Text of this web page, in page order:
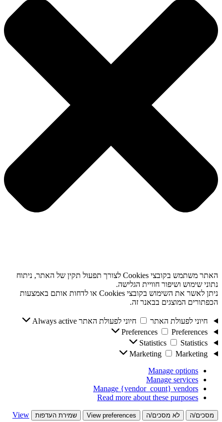
האתר משתמש בקובצי Cookies לצורך תפעול תקין של האתר, ניתוח
נתוני שימוש ושיפור חוויית הגלישה.
ניתן לאשר את השימוש בקובצי Cookies או לדחות אותם באמצעות
הכפתורים המוצגים בבאנר זה.
חיוני לפעולת האתר חיוני לפעולת האתר Always active
Preferences
Preferences
Statistics
Statistics
Marketing
Marketing
Manage options
Manage services
Manage {vendor_count} vendors
Read more about these purposes
מסכים/ה לא מסכים/ה View preferences שמירת העדפות
View